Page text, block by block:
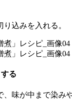
込みを入れる。
る
味が中まで染み